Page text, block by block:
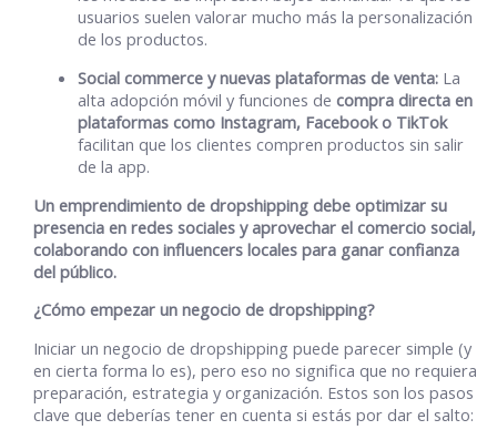
usuarios suelen valorar mucho más la personalización
de los productos.
Social commerce y nuevas plataformas de venta: La
alta adopción móvil y funciones decompra directa en
plataformas como Instagram, Facebook o TikTok
facilitan que los clientes compren productos sin salir
de la app.
Un emprendimiento de dropshipping debe optimizar su
presencia en redes sociales y aprovechar el comercio social,
colaborando con influencers locales para ganar confianza
del público.
¿Cómo empezar un negocio de dropshipping?
Iniciar un negocio de dropshipping puede parecer simple (y
en cierta forma lo es), pero eso no significa que no requiera
preparación, estrategia y organización. Estos son los pasos
clave que deberías tener en cuenta si estás por dar el salto: